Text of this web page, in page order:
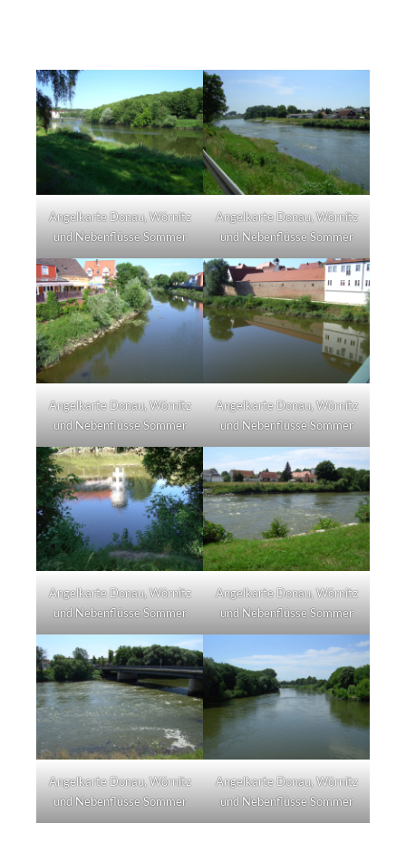
Angelkarte Donau, Wörnitz
und Nebenflüsse Sommer
Angelkarte Donau, Wörnitz
und Nebenflüsse Sommer
Angelkarte Donau, Wörnitz
und Nebenflüsse Sommer
Angelkarte Donau, Wörnitz
und Nebenflüsse Sommer
Angelkarte Donau, Wörnitz
und Nebenflüsse Sommer
Angelkarte Donau, Wörnitz
und Nebenflüsse Sommer
Angelkarte Donau, Wörnitz
und Nebenflüsse Sommer
Angelkarte Donau, Wörnitz
und Nebenflüsse Sommer